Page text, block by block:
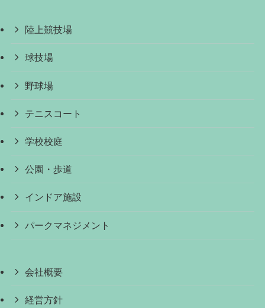
陸上競技場
球技場
野球場
テニスコート
学校校庭
公園・歩道
インドア施設
パークマネジメント
会社概要
経営方針